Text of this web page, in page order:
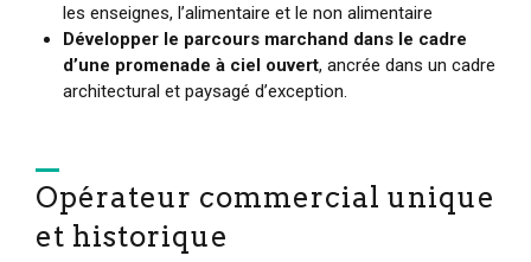
les enseignes, l’alimentaire et le non alimentaire
Développer le parcours marchand dans le cadre
d’une promenade à ciel ouvert, ancrée dans un cadre
architectural et paysagé d’exception.
Opérateur commercial unique
et historique